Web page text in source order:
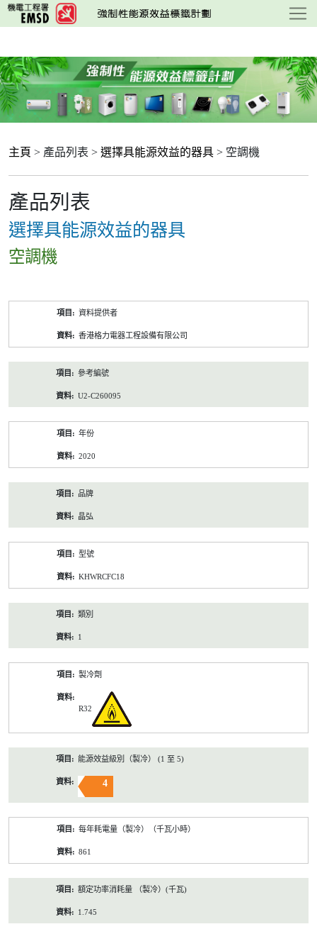
跳
至
要
內
容
主頁 > 產品列表 > 選擇具能源效益的器具 > 空調機
產品列表
選擇具能源效益的器具
空調機
資料提供者
香港格力電器工程設備有限公司
參考編號
U2-C260095
年份
2020
品牌
晶弘
型號
KHWRCFC18
類別
1
製冷劑
R32
能源效益級別（製冷） (1 至 5)
4
每年耗電量（製冷）（千瓦小時）
861
額定功率消耗量 （製冷）(千瓦)
1.745